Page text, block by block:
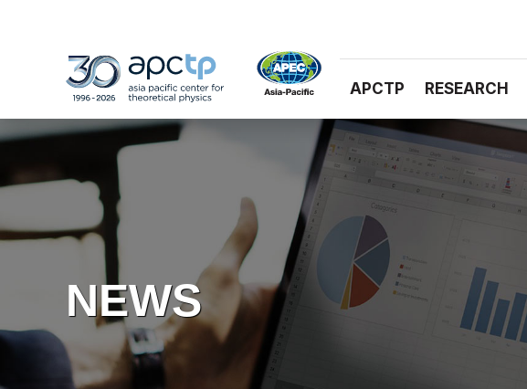
APCTP RESEARCH
NEWS